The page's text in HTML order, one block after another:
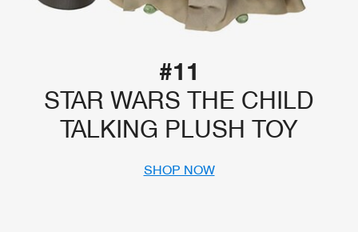
#11
STAR WARS THE CHILD
TALKING PLUSH TOY
SHOP NOW